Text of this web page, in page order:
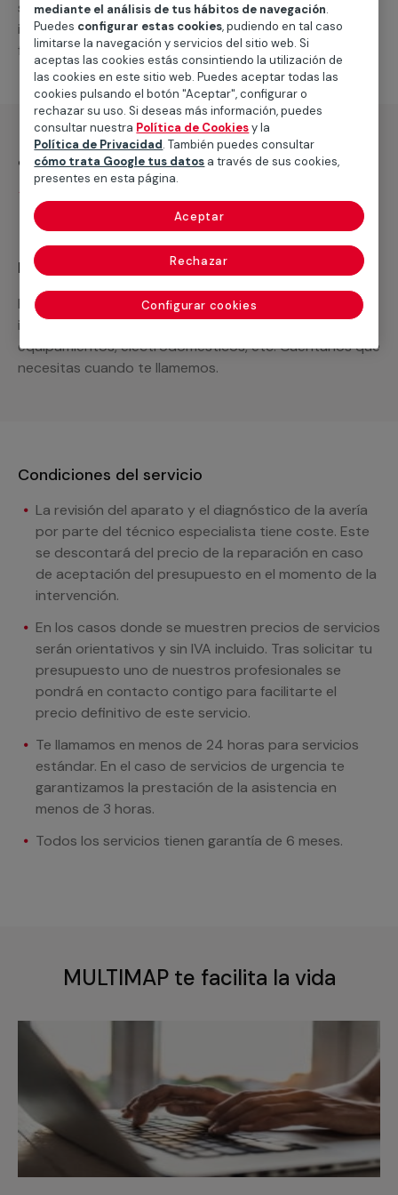
suministro de los materiales necesarios, las
intervenciones a realizar, o la mano de obra que hará
falta para completar tu proyecto.
¿Qué incluye?
Recuerda que en MULTIMAP
Podemos ofrecer cualquier servicio a medida
incluyendo todo lo que necesites: materiales,
equipamientos, electrodomésticos, etc. Cuéntanos que
necesitas cuando te llamemos.
Condiciones del servicio
La revisión del aparato y el diagnóstico de la avería
por parte del técnico especialista tiene coste. Este
se descontará del precio de la reparación en caso
de aceptación del presupuesto en el momento de la
intervención.
En los casos donde se muestren precios de servicios
serán orientativos y sin IVA incluido. Tras solicitar tu
presupuesto uno de nuestros profesionales se
pondrá en contacto contigo para facilitarte el
precio definitivo de este servicio.
Te llamamos en menos de 24 horas para servicios
estándar. En el caso de servicios de urgencia te
garantizamos la prestación de la asistencia en
menos de 3 horas.
Todos los servicios tienen garantía de 6 meses.
MULTIMAP te facilita la vida
mediante el análisis de tus hábitos de navegación.
Puedes configurar estas cookies, pudiendo en tal caso
limitarse la navegación y servicios del sitio web. Si
aceptas las cookies estás consintiendo la utilización de
las cookies en este sitio web. Puedes aceptar todas las
cookies pulsando el botón "Aceptar", configurar o
rechazar su uso. Si deseas más información, puedes
consultar nuestra Política de Cookiesy la
Política de Privacidad. También puedes consultar
cómo trata Google tus datos a través de sus cookies,
presentes en esta página.
Configurar cookies
Rechazar
Aceptar